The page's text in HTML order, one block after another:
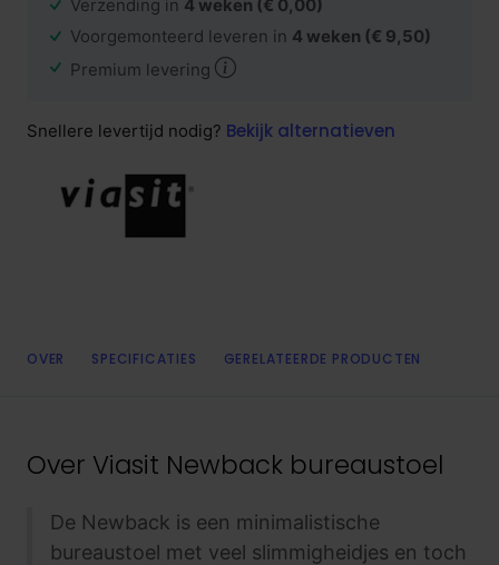
Verzending in 4 weken (€ 0,00)
Voorgemonteerd leveren in 4 weken (€ 9,50)
Premium levering
Snellere levertijd nodig? Bekijk alternatieven
OVER SPECIFICATIES GERELATEERDE PRODUCTEN
Over Viasit Newback bureaustoel
De Newback is een minimalistische
bureaustoel met veel slimmigheidjes en toch